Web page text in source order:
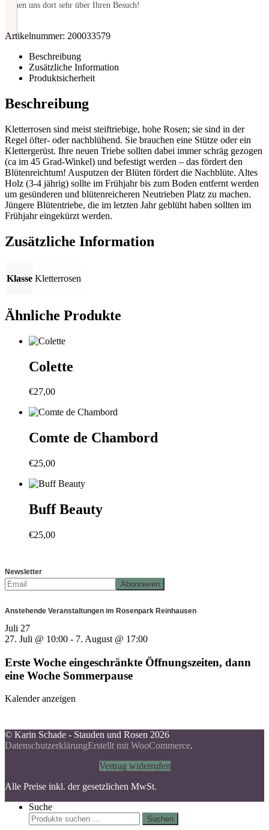
freuen uns dort sehr über Ihren Besuch!
Artikelnummer: 200033579
Beschreibung
Zusätzliche Information
Produktsicherheit
Beschreibung
Kletterrosen sind meist steiftriebige, hohe Rosen; sie sind in der
Regel öfter- oder nachblühend. Sie brauchen eine Stütze oder ein
Klettergerüst. Ihre neuen Triebe sollten dabei immer schräg gezogen
(ca im 45 Grad-Winkel) und befestigt werden – das fördert den
Blütenreichtum! Ausputzen der Blüten fördert die Nachblüte. Altes
Holz (3-4 jährig) sollte im Frühjahr bis zum Boden entfernt werden
um gesünderen und blütenreicheren Neutrieben Platz zu machen.
Jüngere Blütentriebe, die im letzten Jahr geblüht haben sollten im
Frühjahr eingekürzt werden.
Zusätzliche Information
Klasse Kletterrosen
Ähnliche Produkte
Colette
€27,00
Comte de Chambord
€25,00
Buff Beauty
€25,00
Newsletter
Anstehende Veranstaltungen im Rosenpark Reinhausen
Juli 27
27. Juli @ 10:00 - 7. August @ 17:00
Erste Woche eingeschränkte Öffnungszeiten, dann
eine Woche Sommerpause
Kalender anzeigen
© Karin Schade - Stauden und Rosen 2026
DatenschutzerklärungErstellt mit WooCommerce.
Vertrag widerrufen
Alle Preise inkl. der gesetzlichen MwSt.
Suche
Suchen
Suchen